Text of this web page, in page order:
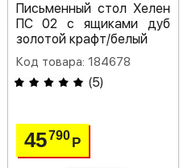
Письменный стол Хелен
ПС 02 с ящиками дуб
золотой крафт/белый
Код товара: 184678
(5)
45790 Р